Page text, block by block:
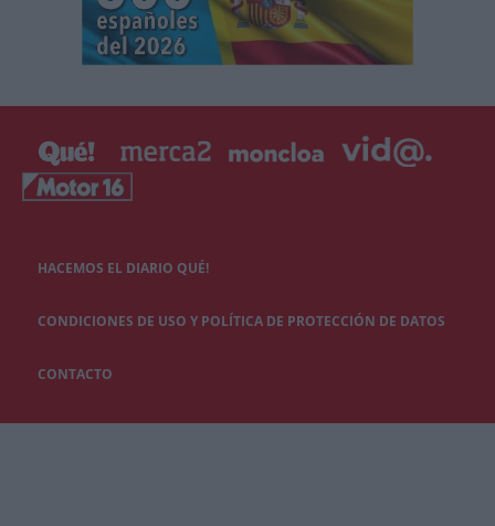
HACEMOS EL DIARIO QUÉ!
CONDICIONES DE USO Y POLÍTICA DE PROTECCIÓN DE DATOS
CONTACTO